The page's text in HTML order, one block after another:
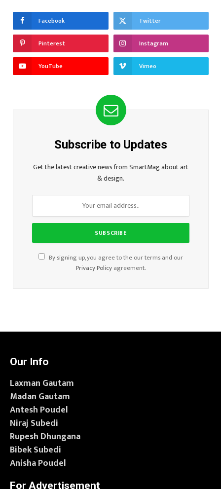
Facebook Twitter
Pinterest Instagram
YouTube Vimeo
Subscribe to Updates
Get the latest creative news from SmartMag about art
& design.
By signing up, you agree to the our terms and our
Privacy Policyagreement.
Our Info
Laxman Gautam
Madan Gautam
Antesh Poudel
Niraj Subedi
Rupesh Dhungana
Bibek Subedi
Anisha Poudel
For Advertisement